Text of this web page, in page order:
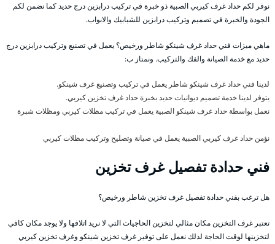
نوفر لكم حداد غرف كيربي الصبية ذو خبرة في تركيب درابزين درج حديد كما نضمن لكم
الجودة والخبرة في تصميم وتركيب درابزين للشبابيك والابواب.
ماهي ميزات فني حداد غرف شينكو شاطر ورخيص؟ يعمل في تصنيع وتركيب درابزين درج
حديد مع خدمة الصيانة والفك والتركيب. ونمتاز ب:
لدينا فني حداد غرف شينكو شاطر يعمل في تركيب وتصنيع غرف شينكو.
يتوفر لدينا خدمة تصميم ديوانيات حديد بخبرة حداد غرف تخزين كيربي.
نعمل بواسطة حداد غرف شينكو الصبية يعمل في تركيب مظلات كيربي ومظلات شبرة
نؤمن حداد غرف كيربي الصبية يعمل في صيانة وتصليح وتركيب مظلات كيربي
فني حدادة تفصيل غرف تخزين
هل ترغب بفني حدادة تفصيل غرف تخزين شاطر ورخيص؟
تعتبر غرف التخزين مكان مثالي لتخزين الحاجيات التي لا نريد اتلافها ولا يوجد مكان كافي
لتخزينها لوقت الحاجة لذلك نعمل على توفير غرف تخزين شينكو وغرف تخزين كيربي